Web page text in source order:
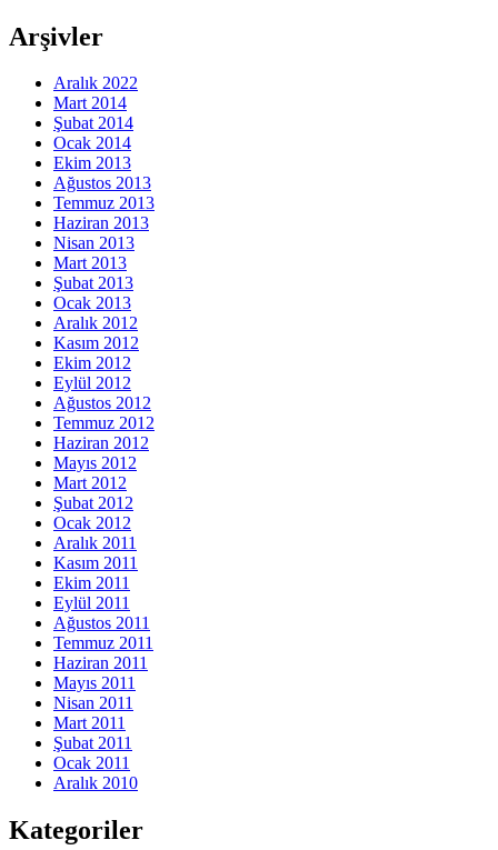
Arşivler
Aralık 2022
Mart 2014
Şubat 2014
Ocak 2014
Ekim 2013
Ağustos 2013
Temmuz 2013
Haziran 2013
Nisan 2013
Mart 2013
Şubat 2013
Ocak 2013
Aralık 2012
Kasım 2012
Ekim 2012
Eylül 2012
Ağustos 2012
Temmuz 2012
Haziran 2012
Mayıs 2012
Mart 2012
Şubat 2012
Ocak 2012
Aralık 2011
Kasım 2011
Ekim 2011
Eylül 2011
Ağustos 2011
Temmuz 2011
Haziran 2011
Mayıs 2011
Nisan 2011
Mart 2011
Şubat 2011
Ocak 2011
Aralık 2010
Kategoriler